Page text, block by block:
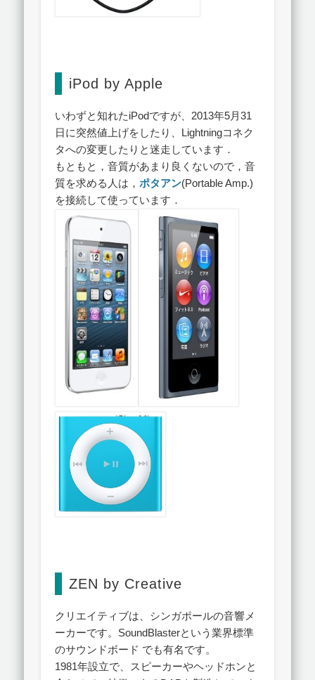
iPod by Apple
いわずと知れたiPodですが、2013年5月31
日に突然値上げをしたり、Lightningコネク
タへの変更したりと迷走しています．
もともと，音質があまり良くないので，音
質を求める人は，ポタアン(Portable Amp.)
を接続して使っています．
ZEN by Creative
クリエイティブは、シンガポールの音響メ
ーカーです。SoundBlasterという業界標準
のサウンドボード でも有名です。
1981年設立で、スピーカーやヘッドホンと